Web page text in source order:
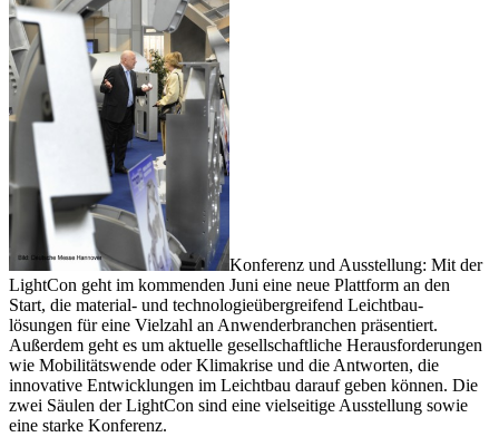
Konferenz und Ausstellung: Mit der
LightCon geht im kommenden Juni eine neue Plattform an den
Start, die material- und technologieübergreifend Leichtbau-
lösungen für eine Vielzahl an Anwenderbranchen präsentiert.
Außerdem geht es um aktuelle gesellschaftliche Herausforderungen
wie Mobilitätswende oder Klimakrise und die Antworten, die
innovative Entwicklungen im Leichtbau darauf geben können. Die
zwei Säulen der LightCon sind eine vielseitige Ausstellung sowie
eine starke Konferenz.